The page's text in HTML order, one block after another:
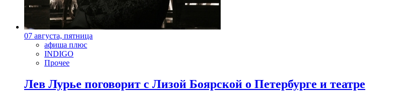
07 августа, пятница
афиша плюс
INDIGO
Прочее
Лев Лурье поговорит с Лизой Боярской о Петербурге и театре